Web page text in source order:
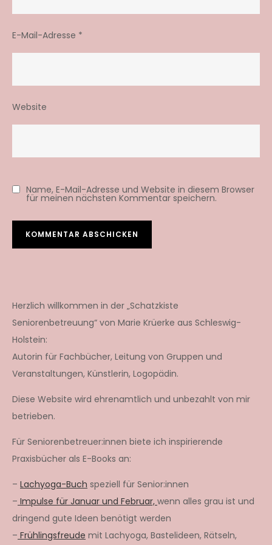
E-Mail-Adresse *
Website
Name, E-Mail-Adresse und Website in diesem Browser
für meinen nächsten Kommentar speichern.
Herzlich willkommen in der „Schatzkiste
Seniorenbetreuung“ von Marie Krüerke aus Schleswig-
Holstein:
Autorin für Fachbücher, Leitung von Gruppen und
Veranstaltungen, Künstlerin, Logopädin.
Diese Website wird ehrenamtlich und unbezahlt von mir
betrieben.
Für Seniorenbetreuer:innen biete ich inspirierende
Praxisbücher als E-Books an:
– Lachyoga-Buch speziell für Senior:innen
– Impulse für Januar und Februar, wenn alles grau ist und
dringend gute Ideen benötigt werden
– Frühlingsfreude mit Lachyoga, Bastelideen, Rätseln,